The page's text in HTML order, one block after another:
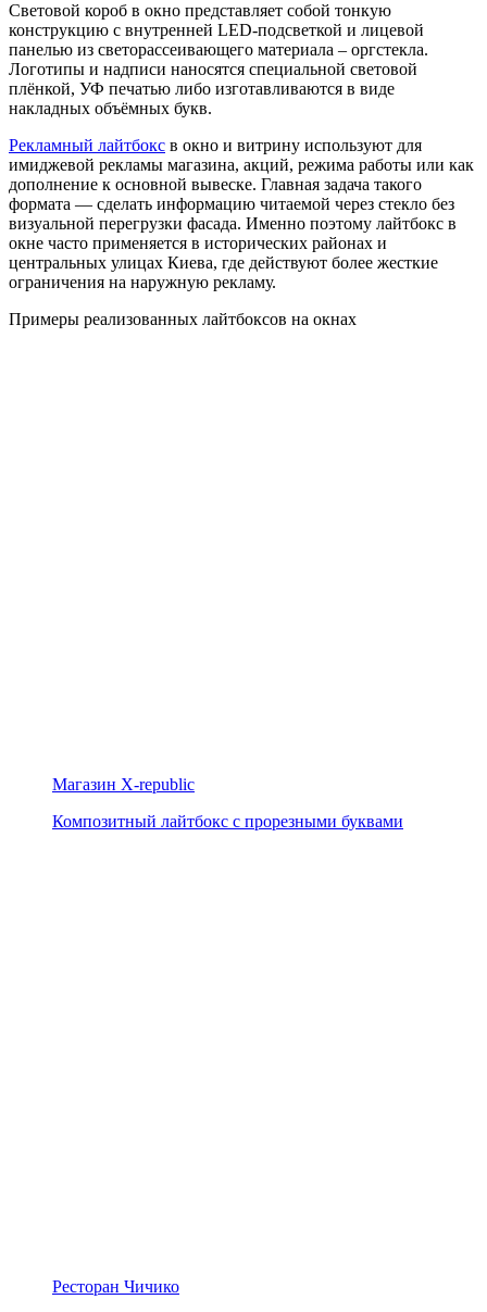
Световой короб в окно представляет собой тонкую
конструкцию с внутренней LED-подсветкой и лицевой
панелью из светорассеивающего материала – оргстекла.
Логотипы и надписи наносятся специальной световой
плёнкой, УФ печатью либо изготавливаются в виде
накладных объёмных букв.
Рекламный лайтбокс в окно и витрину используют для
имиджевой рекламы магазина, акций, режима работы или как
дополнение к основной вывеске. Главная задача такого
формата — сделать информацию читаемой через стекло без
визуальной перегрузки фасада. Именно поэтому лайтбокс в
окне часто применяется в исторических районах и
центральных улицах Киева, где действуют более жесткие
ограничения на наружную рекламу.
Примеры реализованных лайтбоксов на окнах
Магазин X-republic
Композитный лайтбокс с прорезными буквами
Ресторан Чичико